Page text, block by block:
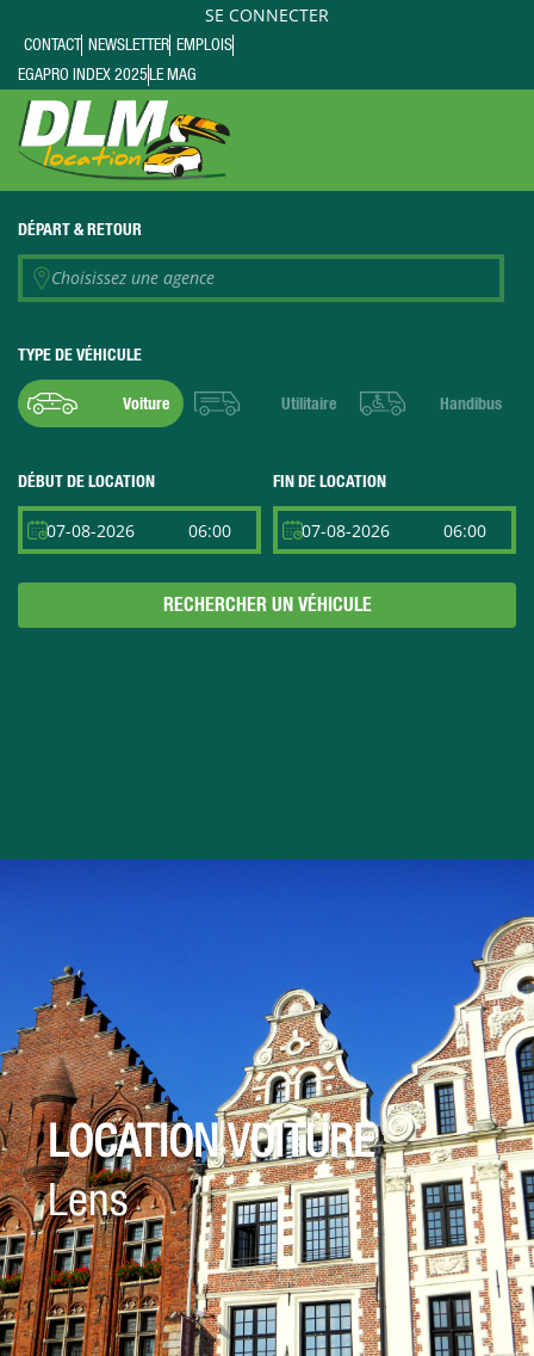
SE CONNECTER
CONTACT NEWSLETTER EMPLOIS
EGAPRO INDEX 2025LE MAG
DÉPART& RETOUR
Choisissez une agence
TYPE DE VÉHICULE
Voiture Utilitaire Handibus
DÉBUT DE LOCATION FIN DE LOCATION
RECHERCHER UN VÉHICULE
LOCATION VOITURE
Lens